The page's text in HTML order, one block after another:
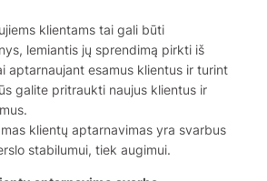
klientams tai gali būti
lemiantis jų sprendimą pirkti iš
aptarnaujant esamus klientus ir turint
galite pritraukti naujus klientus ir
klientų aptarnavimas yra svarbus
stabilumui, tiek augimui.